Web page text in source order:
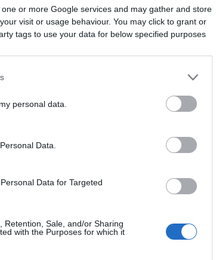
or more Google services and may gather and store
visit or usage behaviour. You may click to grant or
tags to use your data for below specified purposes
personal data.
Data.
Data for Targeted
Retention, Sale, and/or Sharing
with the Purposes for which it
κιβώτιο και η
άνεση. Η αναβαθμισμένη
τεχνολογία Intelligent
χρήση δεδομένων χωρίς
με τις πληροφορίες για την
συνθήκες, καθώς και το
και των φώτων του
τα